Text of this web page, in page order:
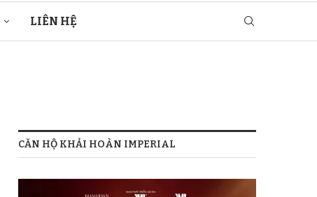
LIÊN HỆ
CĂN HỘ KHẢI HOÀN IMPERIAL